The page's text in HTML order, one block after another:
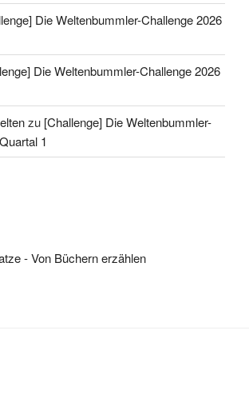
Die Weltenbummler-Challenge 2026
Die Weltenbummler-Challenge 2026
zu [Challenge] Die Weltenbummler-
1